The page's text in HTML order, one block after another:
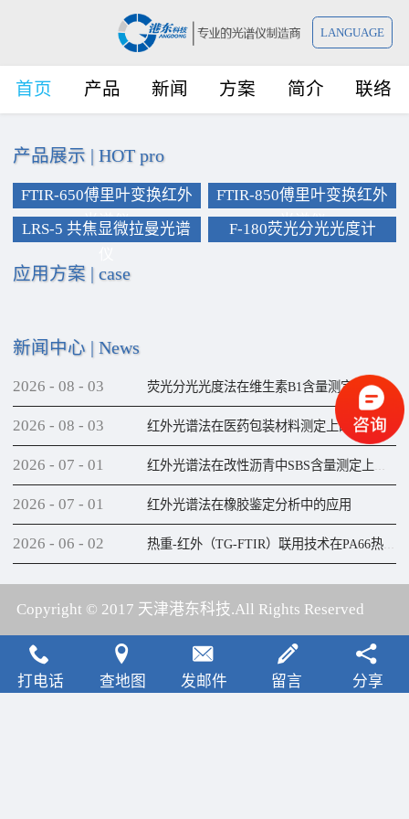
LANGUAGE
首页 产品 新闻 方案 简介 联络
产品展示 HOT pro
FTIR-650傅里叶变换红外
光谱仪
FTIR-850傅里叶变换红外
光谱仪
LRS-5 共焦显微拉曼光谱
F-180荧光分光光度计
应用方案 | case
新闻中心 News
荧光分光光度法在维生素B1含量测定上的应用
2026 - 08 - 03
红外光谱法在医药包装材料测定上的应用
2026 - 08 - 03
红外光谱法在改性沥青中SBS含量测定上的应用
2026 - 07 - 01
红外光谱法在橡胶鉴定分析中的应用
2026 - 07 - 01
热重-红外（TG-FTIR）联用技术在PA66热解研究上的应用
2026 - 06 - 02
Copyright © 2017 天津港东科技.All Rights Reserved
犀牛云提供云计算服务
打电话 查地图 发邮件 留言 分享